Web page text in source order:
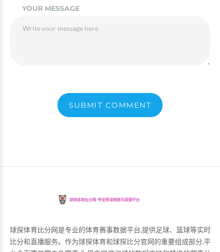
YOUR MESSAGE
SUBMIT COMMENT
球探体育比分网是专业的体育赛事数据平台,提供足球、篮球等实时
比分和直播服务。作为球探体育和球探比分官网的重要组成部分,平